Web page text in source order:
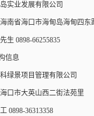
实业发展有限公司
南省海口市海甸岛海甸四东
生 0898-66255835
信息
绿景项目管理有限公司
口市大英山西二街法苑里
0898-36313358